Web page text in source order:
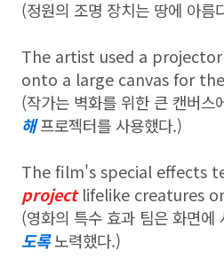
(정원의 조명 장치는 땅에 아름
The artist used a
onto a large canvas for
(작가는 벽화를 위한 큰 캔버스
해프로젝터를 사용했다.)
The film's special effects
projectlifelike creatures
(영화의 특수 효과 팀은 화면에
도록노력했다.)